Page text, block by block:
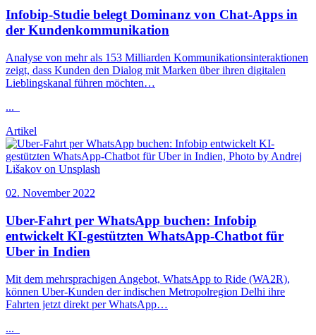
Infobip-Studie belegt Dominanz von Chat-Apps in
der Kundenkommunikation
Analyse von mehr als 153 Milliarden Kommunikationsinteraktionen
zeigt, dass Kunden den Dialog mit Marken über ihren digitalen
Lieblingskanal führen möchten…
...
Artikel
02. November 2022
Uber-Fahrt per WhatsApp buchen: Infobip
entwickelt KI-gestützten WhatsApp-Chatbot für
Uber in Indien
Mit dem mehrsprachigen Angebot, WhatsApp to Ride (WA2R),
können Uber-Kunden der indischen Metropolregion Delhi ihre
Fahrten jetzt direkt per WhatsApp…
...